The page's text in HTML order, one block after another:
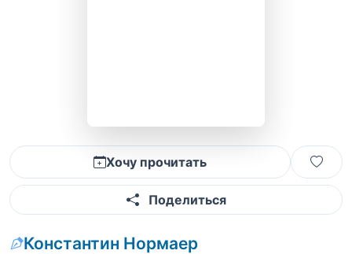
Хочу прочитать
Поделиться
Константин Нормаер